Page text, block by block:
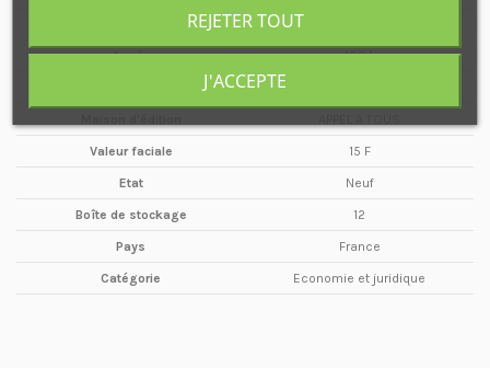
Année 1984
Valeur faciale 15 F
Etat Neuf
Boîte de stockage 12
Pays France
Catégorie Economie et juridique
REJETER TOUT
J'ACCEPTE